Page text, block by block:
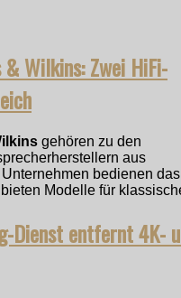
& Wilkins: Zwei HiFi-
gehören zu den
aus
bedienen das
Modelle für
Dienst entfernt 4K-